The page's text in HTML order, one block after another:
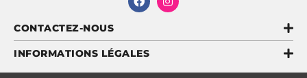
CONTACTEZ-NOUS
INFORMATIONS LÉGALES